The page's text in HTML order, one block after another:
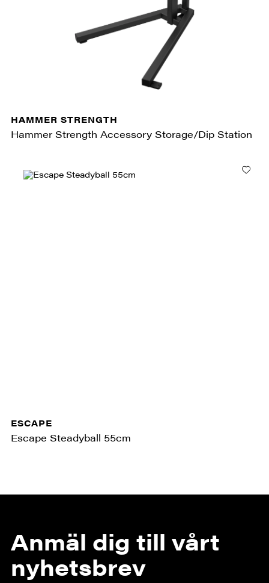
HAMMER STRENGTH
Hammer Strength Accessory Storage/Dip Station
ESCAPE
Escape Steadyball 55cm
Anmäl dig till vårt
nyhetsbrev